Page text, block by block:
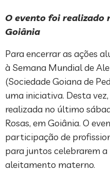
O evento foi realizado
Goiânia
Para encerrar as ações
à Semana Mundial de
(Sociedade Goiana de
uma iniciativa. Desta
realizada no último
Rosas, em Goiânia. O
participação de
para juntos celebrarem
aleitamento materno.